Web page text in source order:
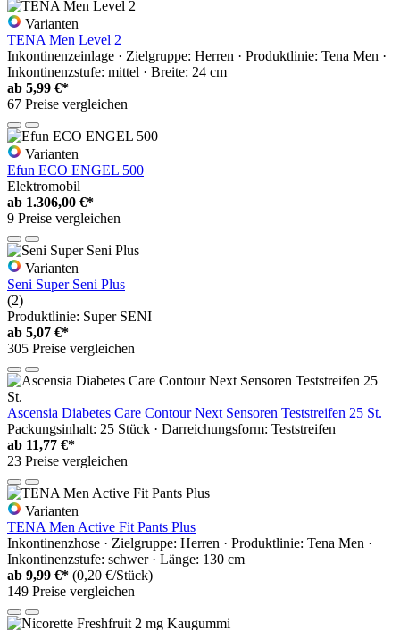
Varianten
TENA Men Level 2
Inkontinenzeinlage · Zielgruppe: Herren · Produktlinie: Tena Men ·
Inkontinenzstufe: mittel · Breite: 24 cm
ab 5,99 €*
67 Preise vergleichen
Varianten
Efun ECO ENGEL 500
Elektromobil
ab 1.306,00 €*
9 Preise vergleichen
Varianten
Seni Super Seni Plus
(2)
Produktlinie: Super SENI
ab 5,07 €*
305 Preise vergleichen
Ascensia Diabetes Care Contour Next Sensoren Teststreifen 25 St.
Packungsinhalt: 25 Stück · Darreichungsform: Teststreifen
ab 11,77 €*
23 Preise vergleichen
Varianten
TENA Men Active Fit Pants Plus
Inkontinenzhose · Zielgruppe: Herren · Produktlinie: Tena Men ·
Inkontinenzstufe: schwer · Länge: 130 cm
ab 9,99 €* (0,20 €/Stück)
149 Preise vergleichen